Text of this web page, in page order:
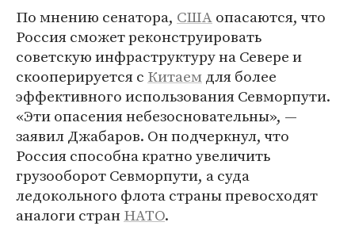
По мнению сенатора, СШАопасаются, что
Россия сможет реконструировать
советскую инфраструктуру на Севере и
скооперируется с Китаемдля более
эффективного использования Севморпути.
«Эти опасения небезосновательны», —
заявил Джабаров. Он подчеркнул, что
Россия способна кратно увеличить
грузооборот Севморпути, а суда
ледокольного флота страны превосходят
аналоги странНАТО.